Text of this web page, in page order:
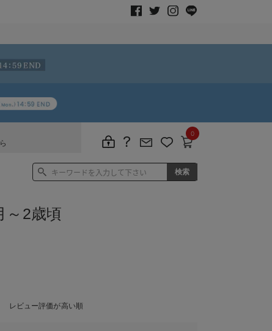
0
2歳頃
レビュー評価が高い順